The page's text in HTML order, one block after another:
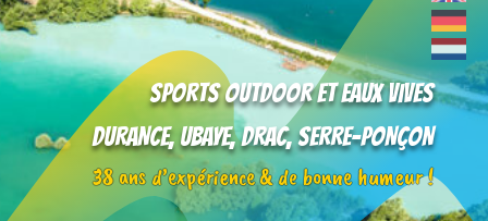
Sports outdoor et eaux vives
DURANCE, UBAYE, DRAC, SERRE-PONÇON
38 ans d’expérience & de bonne humeur !